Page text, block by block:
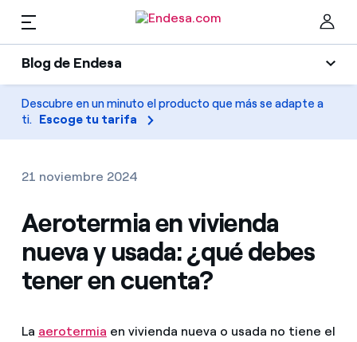
Blog de Endesa
Blog de Endesa
Luz
Climatización
Gas
Movilidad
Solar
Hogares
Encuentra la tarifa que más te conviene
Por cada kWh que ahorres, te descontamos otro
Movilidad
ES
Descubre en un minuto el producto que más se adapte a
ti. Escoge tu tarifa
21 noviembre 2024
Aerotermia en vivienda
nueva y usada: ¿qué debes
tener en cuenta?
La aerotermia en vivienda nueva o usada no tiene el